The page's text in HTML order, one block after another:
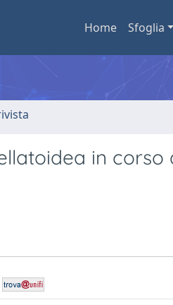
Home Sfoglia
in corso